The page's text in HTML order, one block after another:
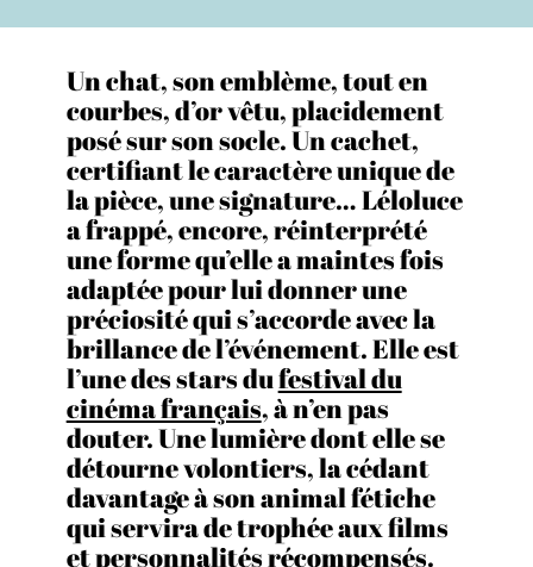
Un chat, son emblème, tout en
courbes, d’or vêtu, placidement
posé sur son socle. Un cachet,
certifiant le caractère unique de
la pièce, une signature… Léloluce
a frappé, encore, réinterprété
une forme qu’elle a maintes fois
adaptée pour lui donner une
préciosité qui s’accorde avec la
brillance de l’événement. Elle est
l’une des stars dufestival du
cinéma français, à n’en pas
douter. Une lumière dont elle se
détourne volontiers, la cédant
davantage à son animal fétiche
qui servira de trophée aux films
et personnalités récompensés.